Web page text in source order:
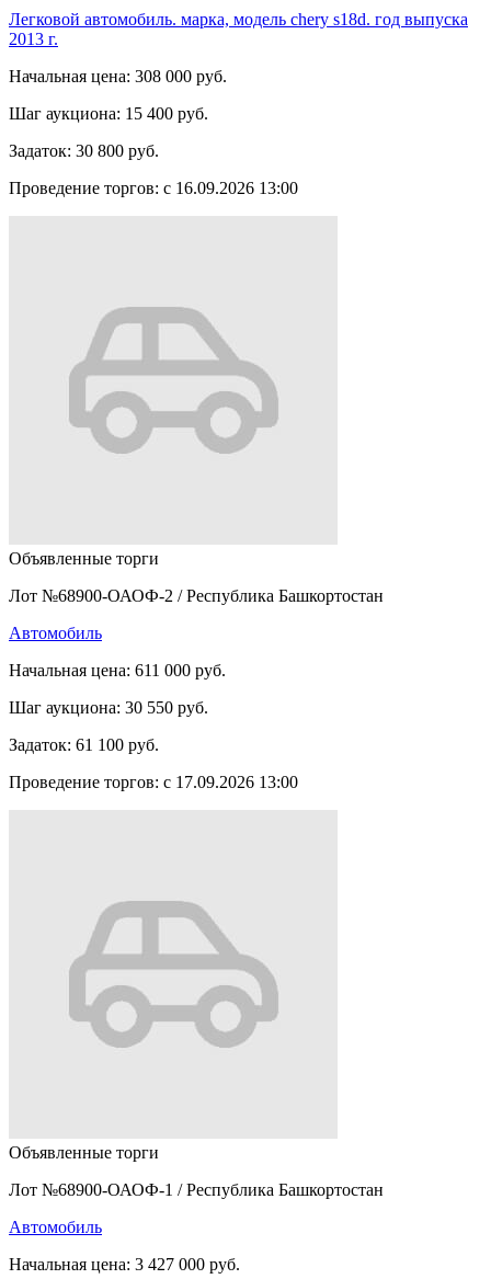
Легковой автомобиль. марка, модель chery s18d. год выпуска
2013 г.
Начальная цена: 308 000 руб.
Шаг аукциона: 15 400 руб.
Задаток: 30 800 руб.
Проведение торгов: с 16.09.2026 13:00
Объявленные торги
Лот №68900-ОАОФ-2 / Республика Башкортостан
Автомобиль
Начальная цена: 611 000 руб.
Шаг аукциона: 30 550 руб.
Задаток: 61 100 руб.
Проведение торгов: с 17.09.2026 13:00
Объявленные торги
Лот №68900-ОАОФ-1 / Республика Башкортостан
Автомобиль
Начальная цена: 3 427 000 руб.